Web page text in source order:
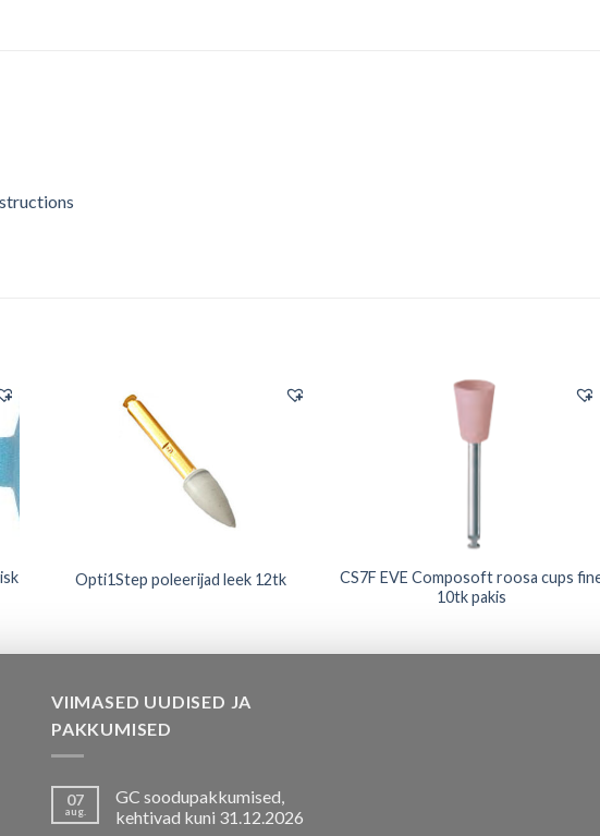
Opti1Step poleerijad leek 12tk
CS7F EVE Composoft roosa cups
10tk pakis
VIIMASED UUDISED JA
PAKKUMISED
07
aug.
GC soodupakkumised,
kehtivad kuni 31.12.2026